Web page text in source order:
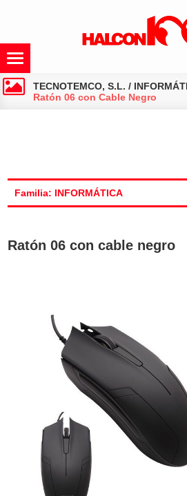
TECNOTEMCO, S.L. /
Ratón 06 con Cable Negro
Familia: INFORMÁTICA
Ratón 06 con cable negro